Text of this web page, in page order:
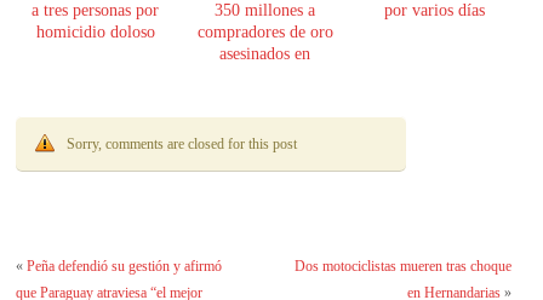
a tres personas por
homicidio doloso
350 millones a
compradores de oro
asesinados en
por varios días
Sorry, comments are closed for this post
«Peña defendió su gestión y afirmó
que Paraguay atraviesa “el mejor
Dos motociclistas mueren tras choque
en Hernandarias»